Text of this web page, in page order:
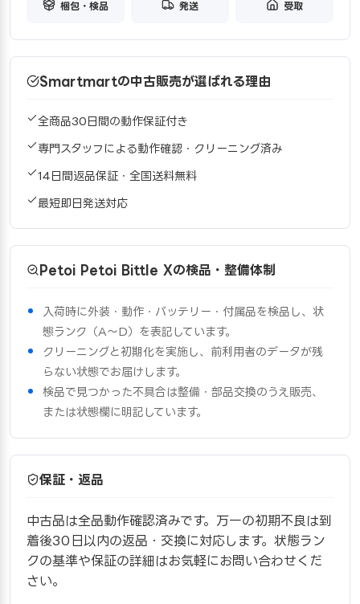
梱包・検品 発送 受取
Smartmartの中古販売が選ばれる理由
全商品30日間の動作保証付き
専門スタッフによる動作確認・クリーニング済み
14日間返品保証・全国送料無料
最短即日発送対応
Petoi Petoi Bittle Xの検品・整備体制
入荷時に外装・動作・バッテリー・付属品を検品し、状
態ランク（A〜D）を表記しています。
クリーニングと初期化を実施し、前利用者のデータが残
らない状態でお届けします。
検品で見つかった不具合は整備・部品交換のうえ販売、
または状態欄に明記しています。
保証・返品
中古品は全品動作確認済みです。万一の初期不良は到
着後30日以内の返品・交換に対応します。状態ラン
クの基準や保証の詳細はお気軽にお問い合わせくだ
さい。